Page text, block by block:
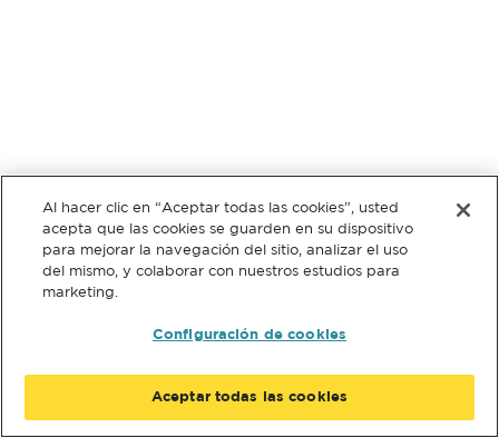
Al hacer clic en “Aceptar todas las cookies”, usted
acepta que las cookies se guarden en su dispositivo
para mejorar la navegación del sitio, analizar el uso
del mismo, y colaborar con nuestros estudios para
marketing.
Configuración de cookies
Aceptar todas las cookies